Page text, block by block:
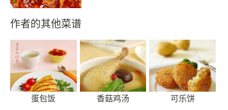
作者的其他菜谱
蛋包饭 香菇鸡汤 可乐饼